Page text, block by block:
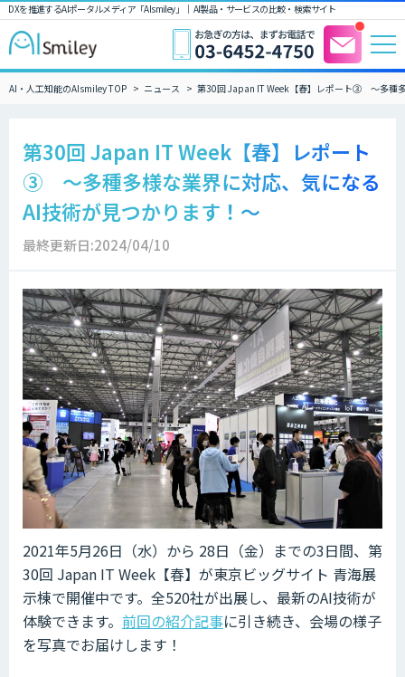
DXを推進するAIポータルメディア「AIsmiley」｜ AI製品・サービスの比較・検索サイト
AI・人工知能のAIsmiley TOP ニュース 第30回 Japan IT Week【春】レポート➂ ～多種
第30回 Japan IT Week【春】レポート
➂ ～多種多様な業界に対応、気になる
AI技術が見つかります！～
最終更新日:2024/04/10
2021年5月26日（水）から 28日（金）までの3日間、第
30回 Japan IT Week【春】が東京ビッグサイト 青海展
示棟で開催中です。全520社が出展し、最新のAI技術が
体験できます。 前回の紹介記事に引き続き、会場の様子
を写真でお届けします！